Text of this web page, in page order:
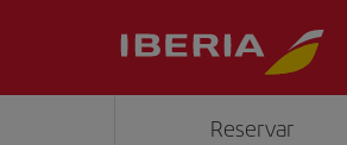
Reservar